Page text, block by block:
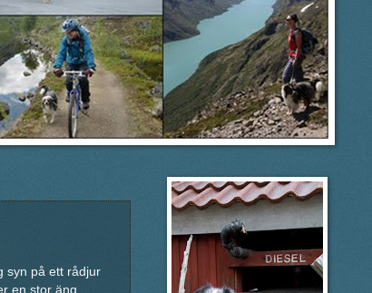
syn på ett rådjur
en stor äng